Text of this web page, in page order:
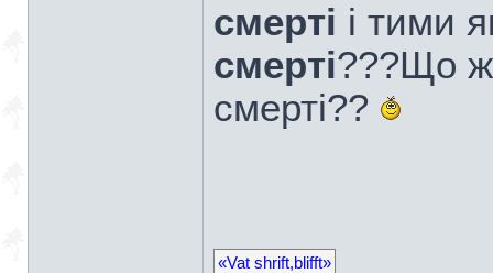
смерті і тими
смерті???Що ж
смерті??
«Vat shrift,blifft»